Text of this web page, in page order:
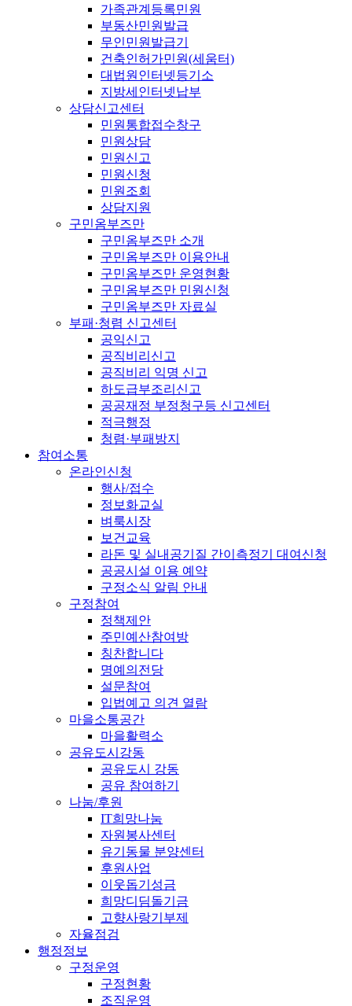
가족관계등록민원
부동산민원발급
무인민원발급기
건축인허가민원(세움터)
대법원인터넷등기소
지방세인터넷납부
상담신고센터
민원통합접수창구
민원상담
민원신고
민원신청
민원조회
상담지원
구민옴부즈만
구민옴부즈만 소개
구민옴부즈만 이용안내
구민옴부즈만 운영현황
구민옴부즈만 민원신청
구민옴부즈만 자료실
부패·청렴 신고센터
공익신고
공직비리신고
공직비리 익명 신고
하도급부조리신고
공공재정 부정청구등 신고센터
적극행정
청렴·부패방지
참여소통
온라인신청
행사/접수
정보화교실
벼룩시장
보건교육
라돈 및 실내공기질 간이측정기 대여신청
공공시설 이용 예약
구정소식 알림 안내
구정참여
정책제안
주민예산참여방
칭찬합니다
명예의전당
설문참여
입법예고 의견 열람
마을소통공간
마을활력소
공유도시강동
공유도시 강동
공유 참여하기
나눔/후원
IT희망나눔
자원봉사센터
유기동물 분양센터
후원사업
이웃돕기성금
희망디딤돌기금
고향사랑기부제
자율점검
행정정보
구정운영
구정현황
조직운영